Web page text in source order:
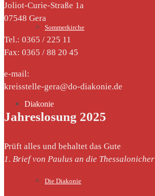
Sommerkirche
Diakonie
Die Diakonie
Joliot-Curie-Straße 1a
07548 Gera
Tel.: 0365 / 225 11
Fax: 0365 / 88 20 45
e-mail:
kreisstelle-gera@do-diakonie.de
Jahreslosung 2025
Prüft alles und behaltet das Gute
1. Brief von Paulus an die Thessalonicher